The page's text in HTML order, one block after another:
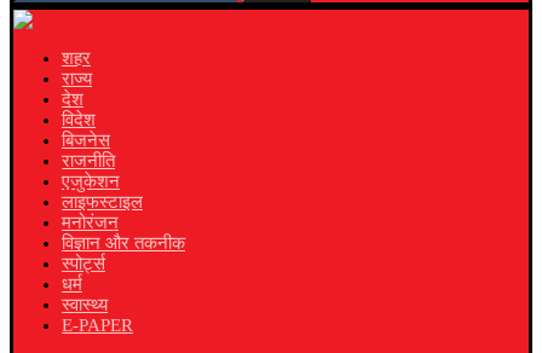
शहर
राज्य
देश
विदेश
बिजनेस
राजनीति
एजुकेशन
लाइफस्टाइल
मनोरंजन
विज्ञान और तकनीक
स्पोर्ट्स
धर्म
स्वास्थ्य
E-PAPER